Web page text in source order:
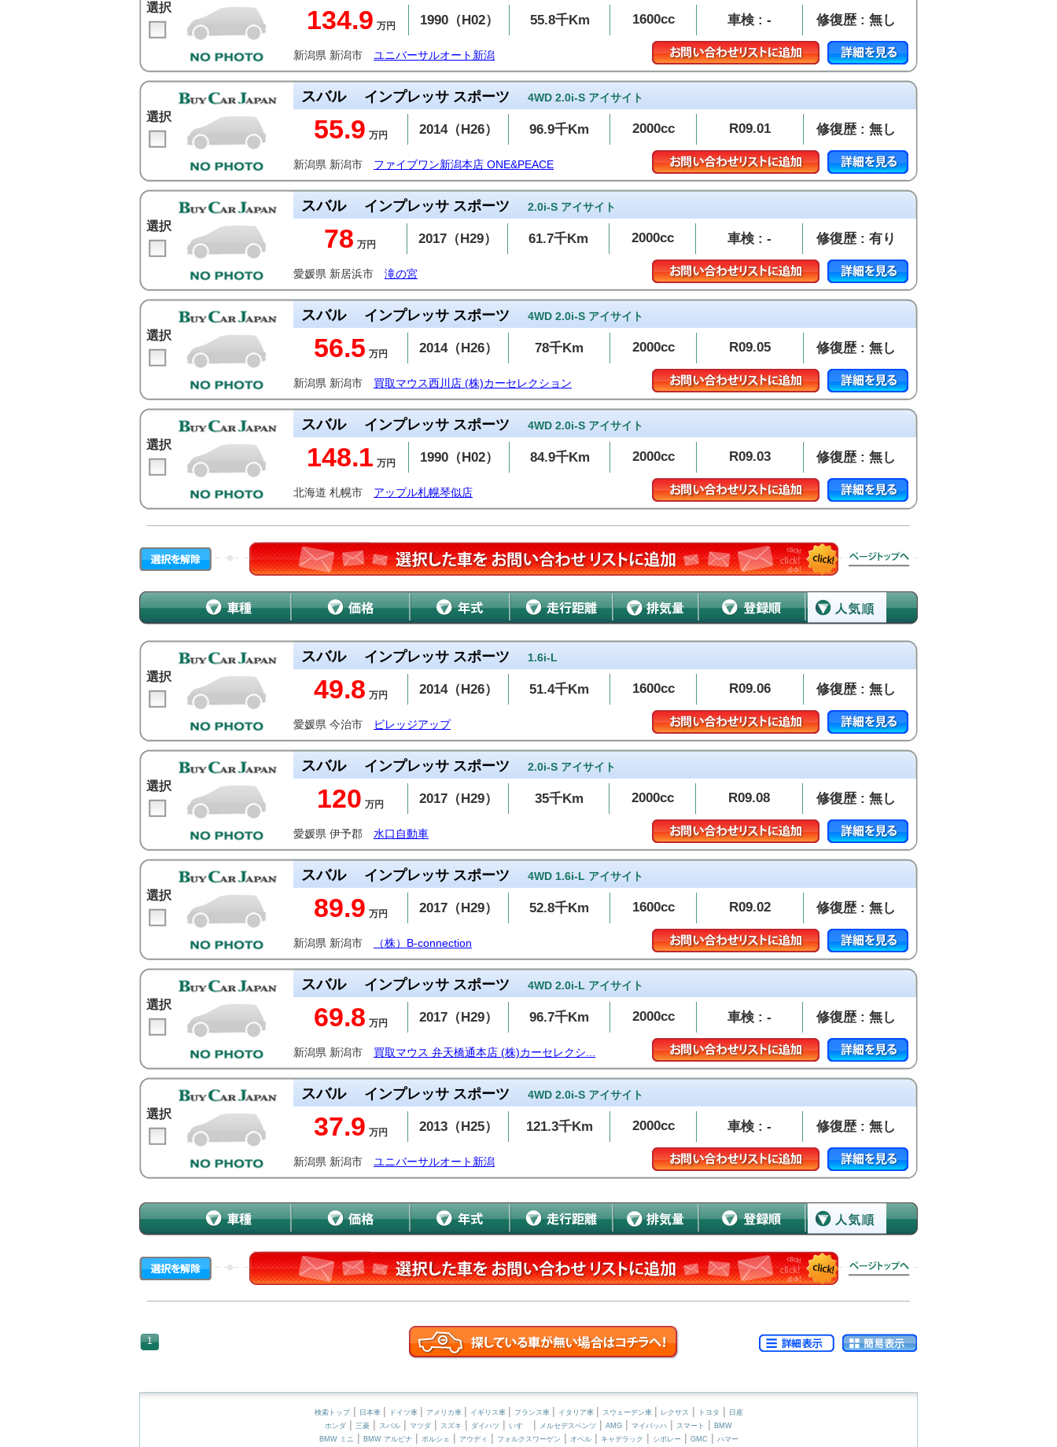
選択 134.9 万円 1990（H02） 55.8千Km 1600cc 車検 : - 修復歴 : 無し
新潟県 新潟市 ユニバーサルオート新潟
選択
スバル インプレッサ スポーツ 4WD 2.0i-S アイサイト
55.9 万円 2014（H26） 96.9千Km 2000cc R09.01 修復歴 : 無し
新潟県 新潟市 ファイブワン新潟本店 ONE&PEACE
選択
スバル インプレッサ スポーツ 2.0i-S アイサイト
78 万円 2017（H29） 61.7千Km 2000cc 車検 : - 修復歴 : 有り
愛媛県 新居浜市 滝の宮
選択
スバル インプレッサ スポーツ 4WD 2.0i-S アイサイト
56.5 万円 2014（H26） 78千Km 2000cc R09.05 修復歴 : 無し
新潟県 新潟市 買取マウス西川店 (株)カーセレクション
選択
スバル インプレッサ スポーツ 4WD 2.0i-S アイサイト
148.1 万円 1990（H02） 84.9千Km 2000cc R09.03 修復歴 : 無し
北海道 札幌市 アップル札幌琴似店
選択
スバル インプレッサ スポーツ 1.6i-L
49.8 万円 2014（H26） 51.4千Km 1600cc R09.06 修復歴 : 無し
愛媛県 今治市 ビレッジアップ
選択
スバル インプレッサ スポーツ 2.0i-S アイサイト
120 万円 2017（H29） 35千Km 2000cc R09.08 修復歴 : 無し
愛媛県 伊予郡 水口自動車
選択
スバル インプレッサ スポーツ 4WD 1.6i-L アイサイト
89.9 万円 2017（H29） 52.8千Km 1600cc R09.02 修復歴 : 無し
新潟県 新潟市 （株）B-connection
選択
スバル インプレッサ スポーツ 4WD 2.0i-L アイサイト
69.8 万円 2017（H29） 96.7千Km 2000cc 車検 : - 修復歴 : 無し
新潟県 新潟市 買取マウス 弁天橋通本店 (株)カーセレクシ...
選択
スバル インプレッサ スポーツ 4WD 2.0i-S アイサイト
37.9 万円 2013（H25） 121.3千Km 2000cc 車検 : - 修復歴 : 無し
新潟県 新潟市 ユニバーサルオート新潟
1
検索トップ| 日本車 | ドイツ車 | アメリカ車 | イギリス車 | フランス車 | イタリア車 | スウェーデン車 | レクサス | トヨタ |
日産
ホンダ | 三菱 | スバル | マツダ | スズキ | ダイハツ | いすゞ | メルセデスベンツ | AMG | マイバッハ | スマート | BMW
BMW ミニ | BMW アルピナ | ポルシェ | アウディ | フォルクスワーゲン | オペル| キャデラック | シボレー| GMC | ハマー